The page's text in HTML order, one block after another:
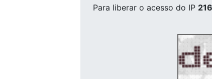
Para liberar o acesso do IP